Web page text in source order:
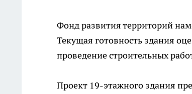
Фонд развития территорий
Текущая готовность здания
проведение строительных
Проект 19-этажного здания